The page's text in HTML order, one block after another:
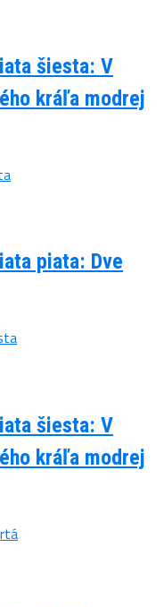
šiesta: V
kráľa modrej
piata: Dve
šiesta: V
kráľa modrej